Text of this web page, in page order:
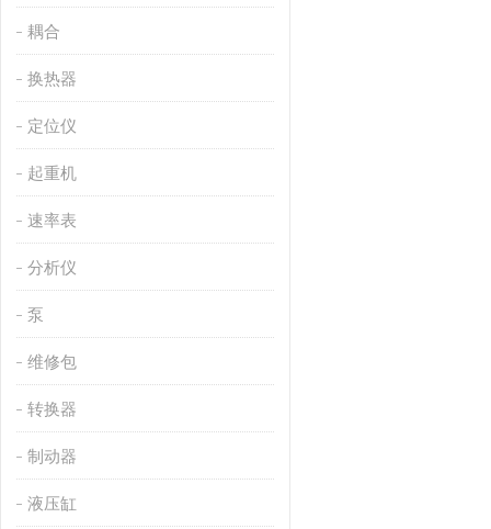
耦合
换热器
定位仪
起重机
速率表
分析仪
泵
维修包
转换器
制动器
液压缸